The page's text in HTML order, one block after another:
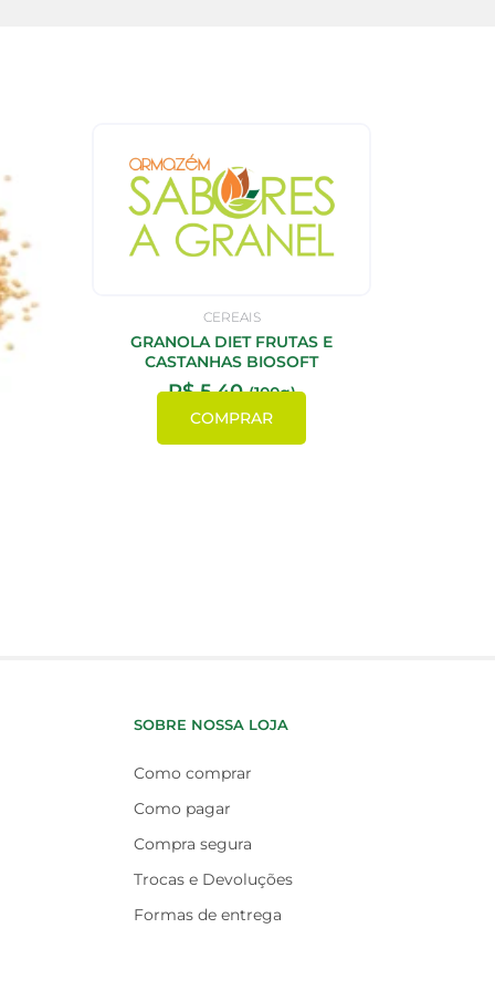
CEREAIS
GRANOLA DIET FRUTAS E
CASTANHAS BIOSOFT
R$5,40 (100g)
COMPRAR
SOBRE NOSSA LOJA
Como comprar
Como pagar
Compra segura
Trocas e Devoluções
Formas de entrega